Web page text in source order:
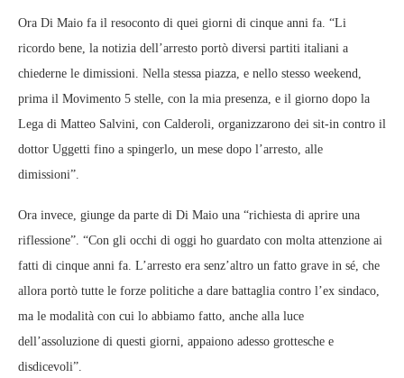
Ora Di Maio fa il resoconto di quei giorni di cinque anni fa. “Li
ricordo bene, la notizia dell’arresto portò diversi partiti italiani a
chiederne le dimissioni. Nella stessa piazza, e nello stesso weekend,
prima il Movimento 5 stelle, con la mia presenza, e il giorno dopo la
Lega di Matteo Salvini, con Calderoli, organizzarono dei sit-in contro il
dottor Uggetti fino a spingerlo, un mese dopo l’arresto, alle
dimissioni”.
Ora invece, giunge da parte di Di Maio una “richiesta di aprire una
riflessione”. “Con gli occhi di oggi ho guardato con molta attenzione ai
fatti di cinque anni fa. L’arresto era senz’altro un fatto grave in sé, che
allora portò tutte le forze politiche a dare battaglia contro l’ex sindaco,
ma le modalità con cui lo abbiamo fatto, anche alla luce
dell’assoluzione di questi giorni, appaiono adesso grottesche e
disdicevoli”.